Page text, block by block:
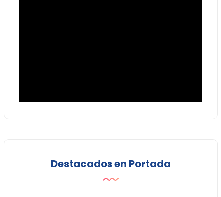
Destacados en Portada